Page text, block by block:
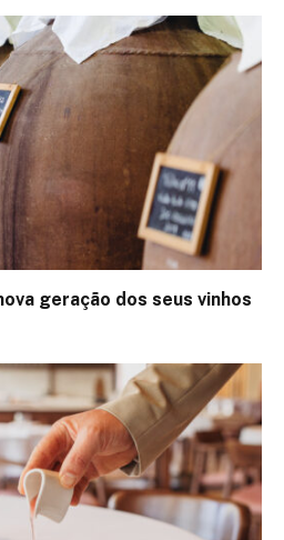
geração dos seus vinhos